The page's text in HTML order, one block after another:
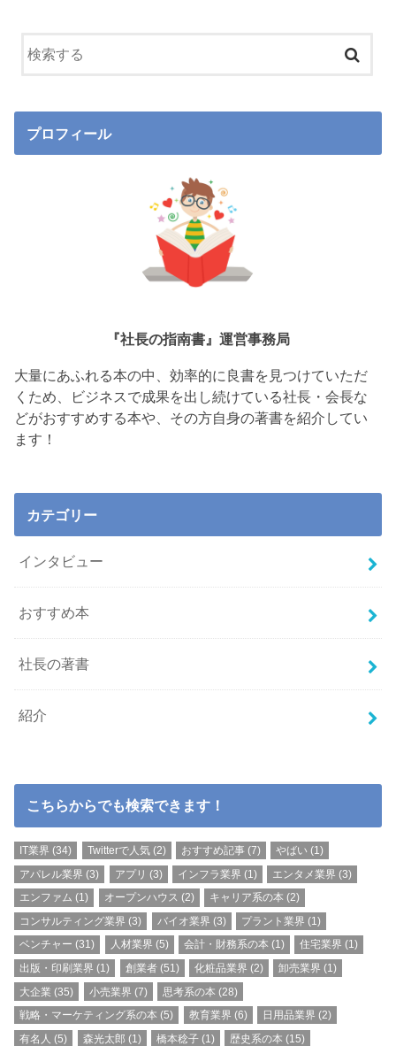
プロフィール
『社長の指南書』運営事務局
大量にあふれる本の中、効率的に良書を見つけていただ
くため、ビジネスで成果を出し続けている社長・会長な
どがおすすめする本や、その方自身の著書を紹介してい
ます！
カテゴリー
インタビュー
おすすめ本
社長の著書
紹介
こちらからでも検索できます！
IT業界 (34) Twitterで人気(2) おすすめ記事(7) やばい (1)
アパレル業界 (3) アプリ (3) インフラ業界 (1) エンタメ業界 (3)
エンファム (1) オープンハウス (2) キャリア系の本 (2)
コンサルティング業界 (3) バイオ業界 (3) プラント業界 (1)
ベンチャー (31) 人材業界 (5) 会計・財務系の本 (1) 住宅業界 (1)
出版・印刷業界 (1) 創業者(51) 化粧品業界 (2) 卸売業界 (1)
大企業 (35) 小売業界 (7) 思考系の本 (28)
戦略・マーケティング系の本 (5) 教育業界 (6) 日用品業界 (2)
有名人 (5) 森光太郎 (1) 橋本稔子(1) 歴史系の本 (15)